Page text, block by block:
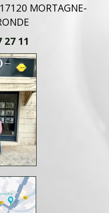
MORTAGNE-
27 11